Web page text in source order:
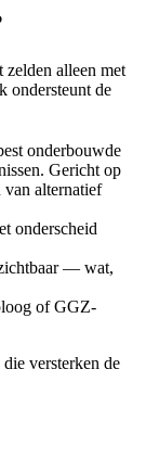
zelden alleen met
ondersteunt de
onderbouwde
Gericht op
van alternatief
onderscheid
— wat,
of GGZ-
versterken de